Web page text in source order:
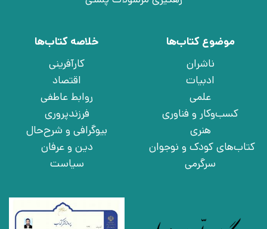
موضوع کتاب‌ها
ناشران
ادبیات
علمی
کسب‌وکار و فناوری
هنری
کتاب‌های کودک و نوجوان
سرگرمی
خلاصه کتاب‌ها
کارآفرینی
اقتصاد
روابط عاطفی
فرزندپروری
بیوگرافی و شرح‌حال
دین و عرفان
سیاست